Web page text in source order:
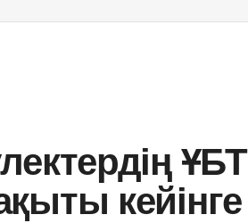
ҰБТ
кейінге